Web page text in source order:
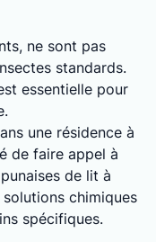
ne sont pas
standards.
essentielle pour
une résidence à
de faire appel à
de lit à
chimiques
spécifiques.